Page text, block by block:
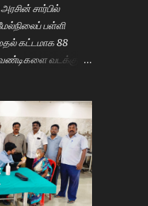
சார்பில்
பள்ளி
கட்டமாக 88
வடக்கு
அரசின்
நிகழ்ச்சியில்
மகிழ்ச்சி.
விளங்க வேண்டும்
அதிக
எனது